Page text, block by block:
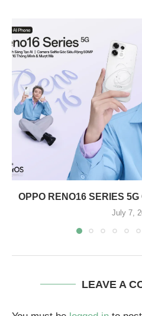
OPPO RENO16 SERIES
July 7,
LEAVE A